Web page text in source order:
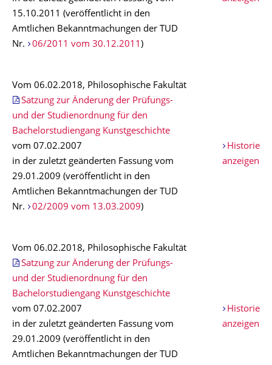
15.10.2011 (veröffentlicht in den
Amtlichen Bekanntmachungen der TUD
Nr.
06/2011 vom 30.12.2011 )
Vom 06.02.2018, Philosophische Fakultät
Satzung zur Änderung der Prüfungs-
und der Studienordnung für den
Bachelorstudiengang Kunstgeschichte
vom 07.02.2007
in der zuletzt geänderten Fassung vom
29.01.2009 (veröffentlicht in den
Amtlichen Bekanntmachungen der TUD
Nr.
02/2009 vom 13.03.2009)
Historie
anzeigen
Vom 06.02.2018, Philosophische Fakultät
Satzung zur Änderung der Prüfungs-
und der Studienordnung für den
Bachelorstudiengang Kunstgeschichte
vom 07.02.2007
in der zuletzt geänderten Fassung vom
29.01.2009 (veröffentlicht in den
Amtlichen Bekanntmachungen der TUD
Historie
anzeigen